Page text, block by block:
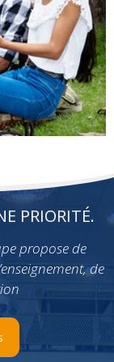
PRIORITÉ.
propose de
de